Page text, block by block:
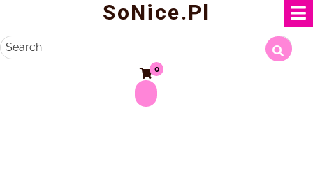
content
SoNice.pl
Search
0